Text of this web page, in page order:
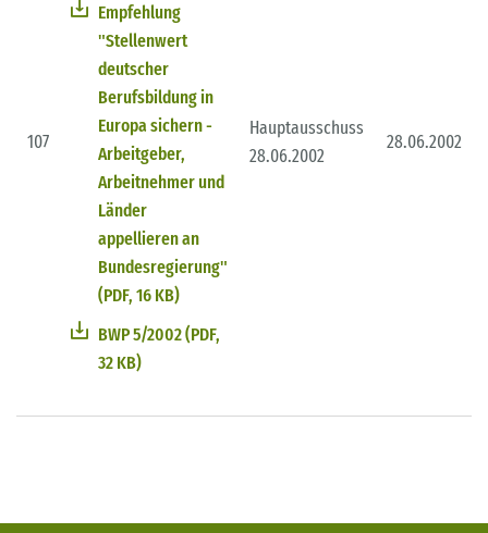
107
Empfehlung
"Stellenwert
deutscher
Berufsbildung in
Europa sichern -
Arbeitgeber,
Arbeitnehmer und
Länder
appellieren an
Bundesregierung"
(PDF, 16 KB)
BWP 5/2002 (PDF,
32 KB)
Hauptausschuss
28.06.2002
28.06.2002